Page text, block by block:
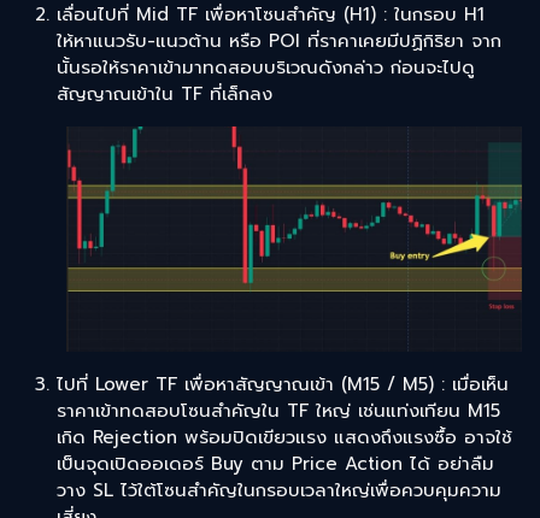
เลื่อนไปที่ Mid TF เพื่อหาโซนสำคัญ (H1) : ในกรอบ H1
ให้หาแนวรับ-แนวต้าน หรือ POI ที่ราคาเคยมีปฏิกิริยา จาก
นั้นรอให้ราคาเข้ามาทดสอบบริเวณดังกล่าว ก่อนจะไปดู
สัญญาณเข้าใน TF ที่เล็กลง
ไปที่ Lower TF เพื่อหาสัญญาณเข้า (M15 / M5) : เมื่อเห็น
ราคาเข้าทดสอบโซนสำคัญใน TF ใหญ่ เช่นแท่งเทียน M15
เกิด Rejection พร้อมปิดเขียวแรง แสดงถึงแรงซื้อ อาจใช้
เป็นจุดเปิดออเดอร์ Buy ตาม Price Action ได้ อย่าลืม
วาง SL ไว้ใต้โซนสำคัญในกรอบเวลาใหญ่เพื่อควบคุมความ